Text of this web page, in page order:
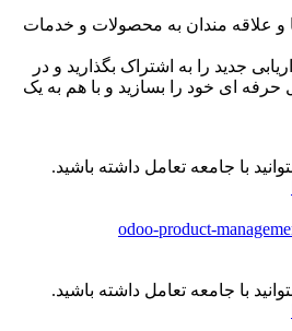
و علاقه مندان به محصولات و خدمات
جدید را به اشتراک بگذارید و در
حرفه ای خود را بسازید و با هم به یک
با جامعه تعامل داشته باشید.
odoo-product-
با جامعه تعامل داشته باشید.